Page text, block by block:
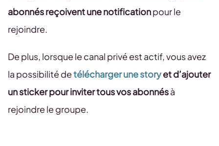
abonnés reçoivent une notificationpour le
rejoindre.
De plus, lorsque le canal privé est actif, vous avez
la possibilité detélécharger une storyet d’ajouter
un sticker pour inviter tous vos abonnésà
rejoindre le groupe.